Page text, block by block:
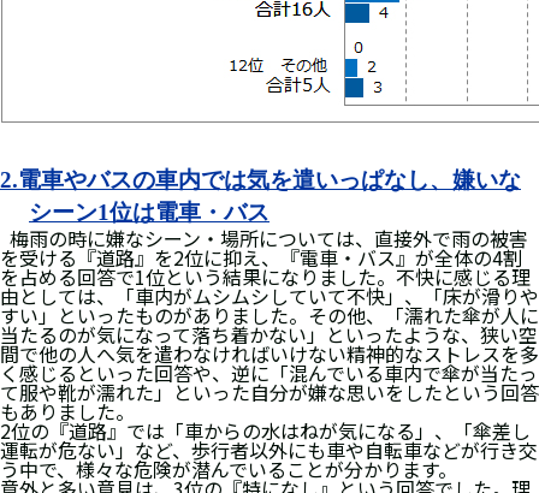
2.電車やバスの車内では気を遣いっぱなし、嫌いな
シーン1位は電車・バス
梅雨の時に嫌なシーン・場所については、直接外で雨の被害
を受ける『道路』を2位に抑え、『電車・バス』が全体の4割
を占める回答で1位という結果になりました。不快に感じる理
由としては、「車内がムシムシしていて不快」、「床が滑りや
すい」といったものがありました。その他、「濡れた傘が人に
当たるのが気になって落ち着かない」といったような、狭い空
間で他の人へ気を遣わなければいけない精神的なストレスを多
く感じるといった回答や、逆に「混んでいる車内で傘が当たっ
て服や靴が濡れた」といった自分が嫌な思いをしたという回答
もありました。
2位の『道路』では「車からの水はねが気になる」、「傘差し
運転が危ない」など、歩行者以外にも車や自転車などが行き交
う中で、様々な危険が潜んでいることが分かります。